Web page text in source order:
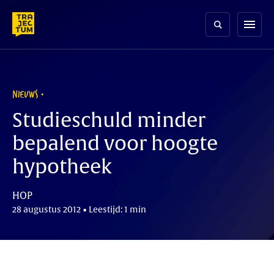
content
menu
NIEUWS
Studieschuld minder
bepalend voor hoogte
hypotheek
HOP
28 augustus 2012 • Leestijd: 1 min